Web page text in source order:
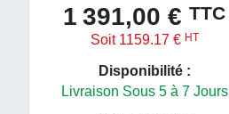
1 391,00 €TTC
Soit 1159.17 € HT
Disponibilité :
Livraison Sous 5 à 7 Jours